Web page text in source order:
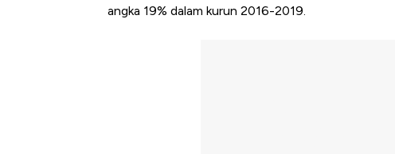
angka 19% dalam kurun 2016-2019.